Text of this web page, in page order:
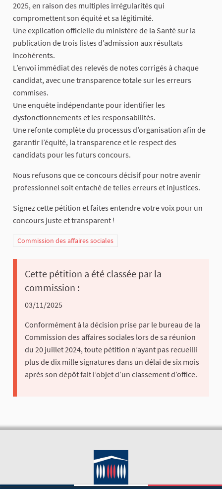
2025, en raison des multiples irrégularités qui
compromettent son équité et sa légitimité.
Une explication officielle du ministère de la Santé sur la
publication de trois listes d’admission aux résultats
incohérents.
L’envoi immédiat des relevés de notes corrigés à chaque
candidat, avec une transparence totale sur les erreurs
commises.
Une enquête indépendante pour identifier les
dysfonctionnements et les responsabilités.
Une refonte complète du processus d’organisation afin de
garantir l’équité, la transparence et le respect des
candidats pour les futurs concours.
Nous refusons que ce concours décisif pour notre avenir
professionnel soit entaché de telles erreurs et injustices.
Signez cette pétition et faites entendre votre voix pour un
concours juste et transparent !
Commission des affaires sociales
Cette pétition a été classée par la
commission :
03/11/2025
Conformément à la décision prise par le bureau de la
Commission des affaires sociales lors de sa réunion
du 20 juillet 2024, toute pétition n’ayant pas recueilli
plus de dix mille signatures dans un délai de six mois
après son dépôt fait l’objet d’un classement d’office.